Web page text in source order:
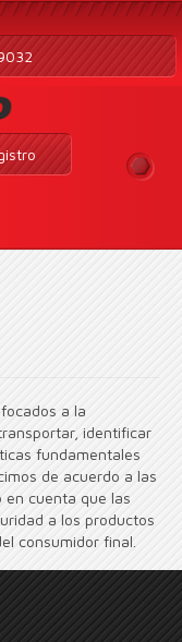
a la
identificar
fundamentales
de acuerdo a las
en cuenta que las
a los productos
consumidor final.